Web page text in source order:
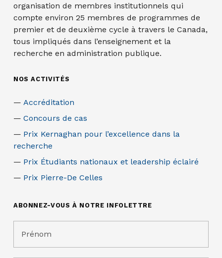
organisation de membres institutionnels qui
compte environ 25 membres de programmes de
premier et de deuxième cycle à travers le Canada,
tous impliqués dans l’enseignement et la
recherche en administration publique.
NOS ACTIVITÉS
Accréditation
Concours de cas
Prix Kernaghan pour l’excellence dans la
recherche
Prix Étudiants nationaux et leadership éclairé
Prix Pierre-De Celles
ABONNEZ-VOUS À NOTRE INFOLETTRE